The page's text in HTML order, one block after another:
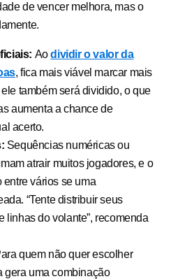
de vencer melhora, mas o
Aodividir o valor da
, fica mais viável marcar mais
também será dividido, o que
aumenta a chance de
acerto.
Sequências numéricas ou
atrair muitos jogadores, e o
entre vários se uma
“Tente distribuir seus
linhas do volante”, recomenda
quem não quer escolher
gera uma combinação